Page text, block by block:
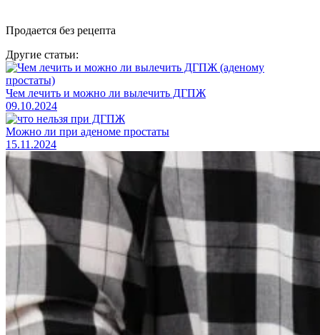
Продается без рецепта
Другие статьи:
Чем лечить и можно ли вылечить ДГПЖ
09.10.2024
Можно ли при аденоме простаты
15.11.2024